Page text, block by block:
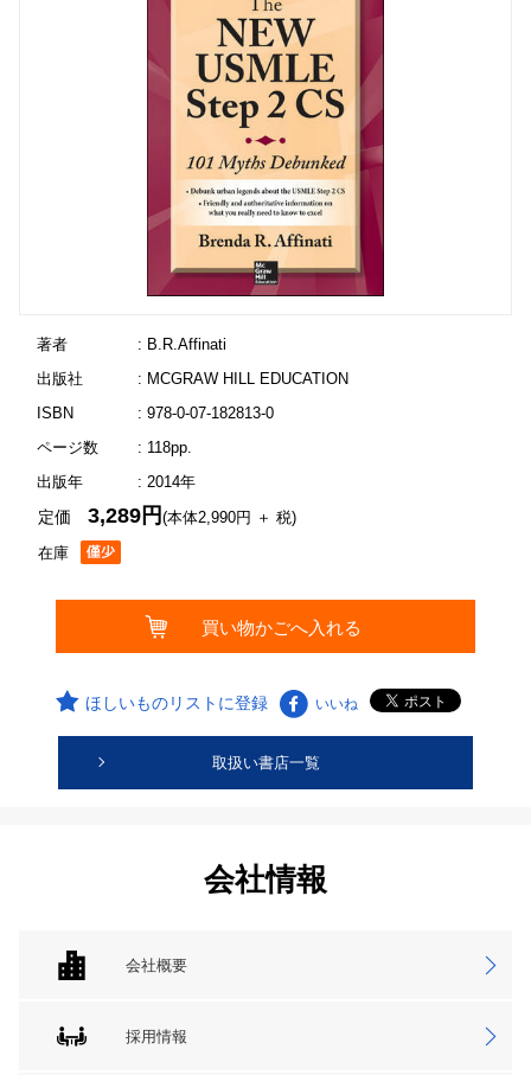
著者
: B.R.Affinati
出版社
: MCGRAW HILL EDUCATION
ISBN
: 978-0-07-182813-0
ページ数
: 118pp.
出版年
: 2014年
在庫
定価3,289円(本体2,990円 ＋ 税)
ほしいものリストに登録 いいね
取扱い書店一覧
会社情報
会社概要
採用情報